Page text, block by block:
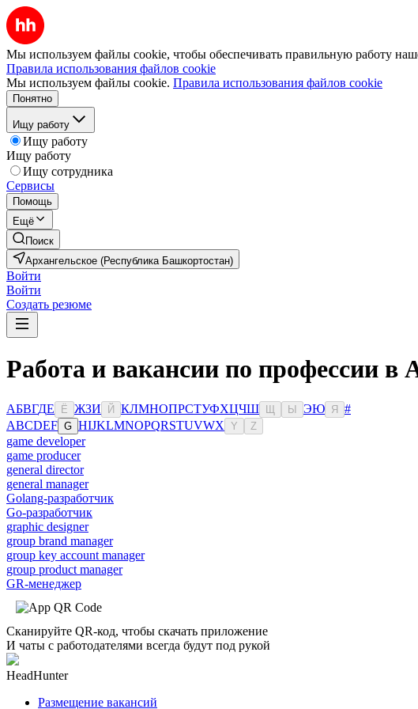
Мы используем файлы cookie, чтобы обеспечивать правильную работу
Правила использования файлов cookie
Мы используем файлы cookie. Правила использования файлов cookie
Понятно
Ищу работу
Ищу работу
Ищу работу
Ищу сотрудника
Сервисы
Помощь
Ещё
Поиск
Архангельское (Республика Башкортостан)
Войти
Войти
Создать резюме
Работа и вакансии по профессии в
АБВГДЕ Ё ЖЗИ Й КЛМНОПРСТУФХЦЧШ Ы ЭЮ Я
#
ABCDEF G HIJKLMNOPQRSTUVWX Y Z
game developer
game producer
general director
general manager
Golang-разработчик
Go-разработчик
graphic designer
group brand manager
group key account manager
group product manager
GR-менеджер
Сканируйте QR-код, чтобы скачать приложение
И чаты с работодателями всегда будут под рукой
HeadHunter
Размещение вакансий